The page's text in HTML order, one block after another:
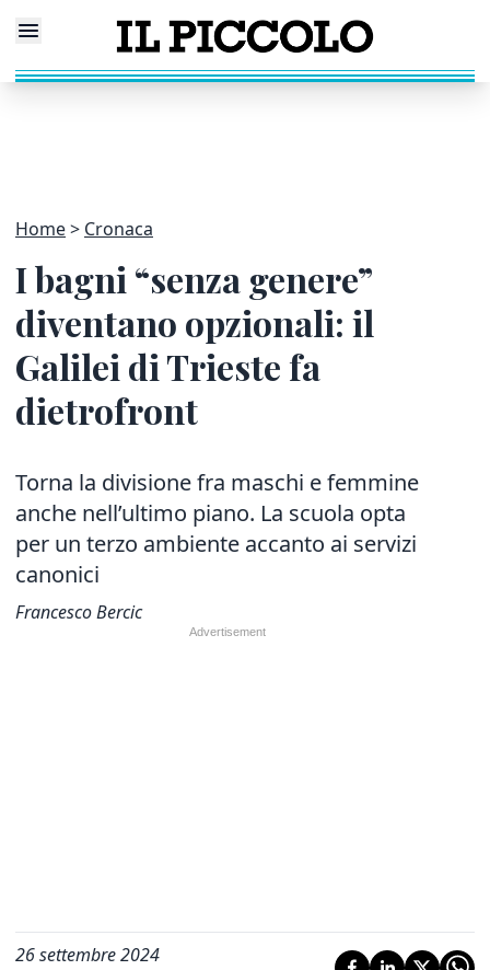
Home Cronaca
I bagni “senza genere”
diventano opzionali: il
Galilei di Trieste fa
dietrofront
Torna la divisione fra maschi e femmine
anche nell’ultimo piano. La scuola opta
per un terzo ambiente accanto ai servizi
canonici
Francesco Bercic
26 settembre 2024